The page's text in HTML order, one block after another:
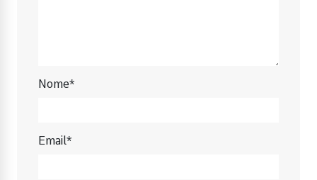
Nome*
Email*